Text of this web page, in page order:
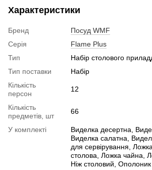
Характеристики
Бренд
Посуд WMF
Серія
Flame Plus
Тип
Набір столового
Тип поставки
Набір
Кількість
персон
12
Кількість
предметів, шт
66
У комплекті
Виделка десертна,
Виделка салатна,
для сервірування,
столова, Ложка чайна,
Ніж столовий, Ополоник